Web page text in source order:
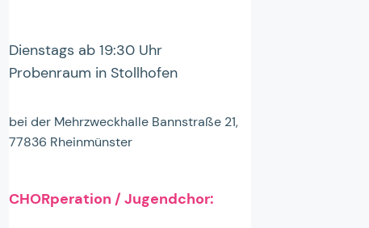
Dienstags ab 19:30 Uhr
Probenraum in Stollhofen
bei der Mehrzweckhalle Bannstraße 21,
77836 Rheinmünster
CHORperation / Jugendchor: